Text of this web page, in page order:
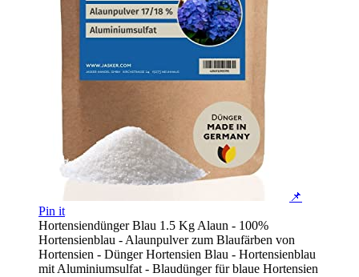
📌
Pin it
Hortensiendünger Blau 1.5 Kg Alaun - 100%
Hortensienblau - Alaunpulver zum Blaufärben von
Hortensien - Dünger Hortensien Blau - Hortensienblau
mit Aluminiumsulfat - Blaudünger für blaue Hortensien